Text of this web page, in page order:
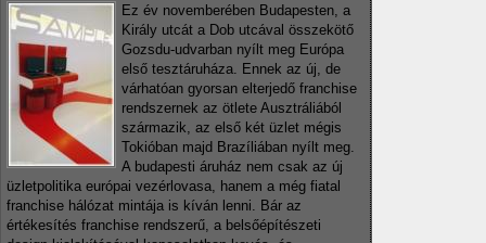
Ez év novemberében Budapesten, a
Király utcát a Dob utcával összekötő
Gozsdu-udvarban nyílt meg Európa
első tesztáruháza. Ennek az új, de
várhatóan gyorsan elterjedő franchise
rendszernek az ötlete Ausztráliából
származik, az első két üzlet mégis
Tokióban majd Brazíliában nyílt meg.
A budapesti áruház nem csak az új
üzletpolitika európai vezérlovasa, hanem a még fiatal
franchise hálózat mintája is kíván lenni. Bár az
értékesítés franchise rendszerű, a belsőépítészeti